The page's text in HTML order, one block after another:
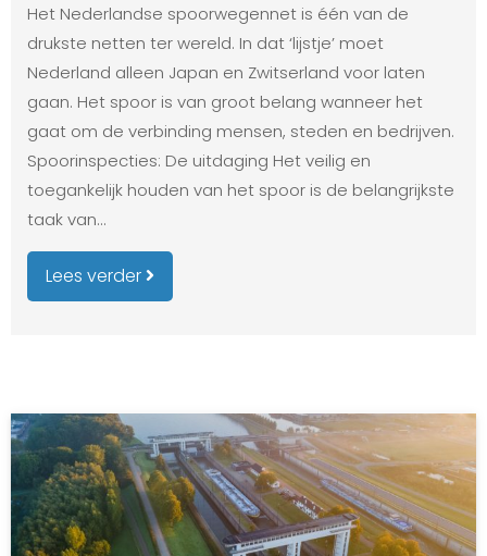
Het Nederlandse spoorwegennet is één van de
drukste netten ter wereld. In dat ‘lijstje’ moet
Nederland alleen Japan en Zwitserland voor laten
gaan. Het spoor is van groot belang wanneer het
gaat om de verbinding mensen, steden en bedrijven.
Spoorinspecties: De uitdaging Het veilig en
toegankelijk houden van het spoor is de belangrijkste
taak van…
Lees verder